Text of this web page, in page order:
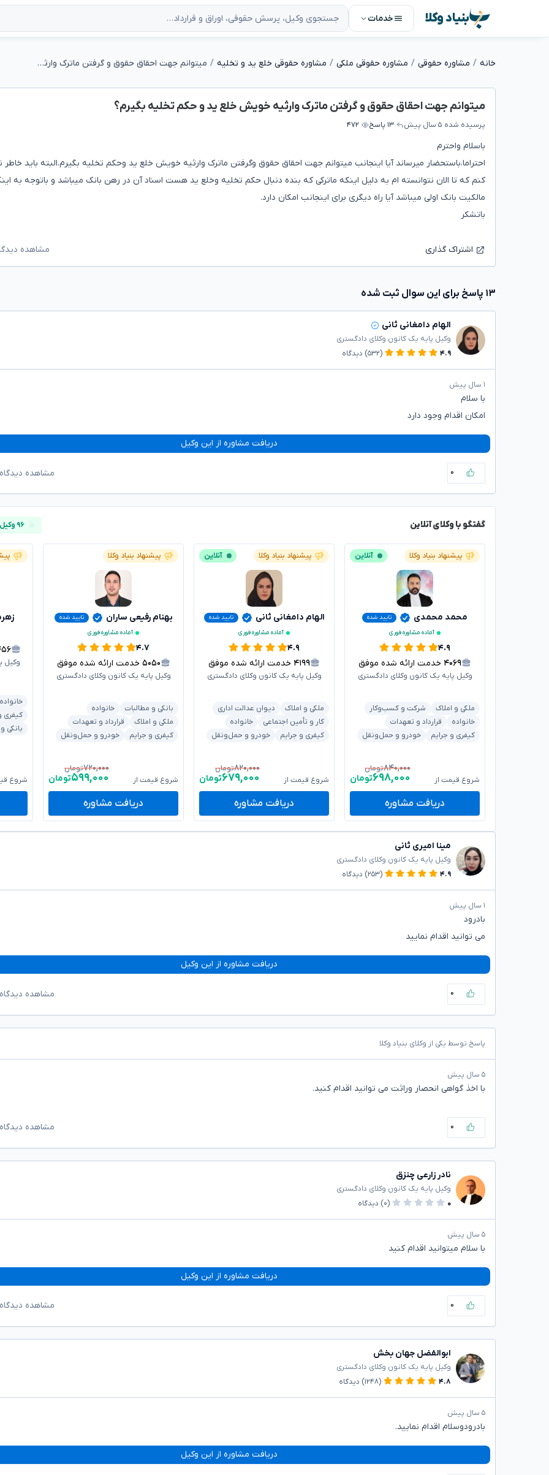
بنیاد وکلا خدمات
خانه مشاوره حقوقی مشاوره حقوقی ملکی مشاوره حقوقی خلع ید و تخلیه میتوانم جهت احقاق حقوق و گرفتن ماترک وارثیه خویش خلع ید و حکم تخلیه بگیرم؟
میتوانم جهت احقاق حقوق و گرفتن ماترک وارثیه خویش خلع ید و حکم تخلیه بگیرم؟
پرسیده شده ۵ سال پیش ۱۳ پاسخ ۴۷۲
باسلام واحترم
احتراما،باستحضار میرساند آیا اینجانب میتوانم جهت احقاق حقوق وگرفتن ماترک وارثیه خویش خلع ید وحکم تخلیه بگیرم.البته باید خاطر
کنم که تا الان نتوانسته ام به دلیل اینکه ماترکی که بنده دنبال حکم تخلیه وخلع ید هست اسناد آن در رهن بانک میباشد و باتوجه به
مالکیت بانک اولی میباشد آیا راه دیگری برای اینجانب امکان دارد.
باتشکر
اشتراک گذاری مشاهده
۱۳ پاسخ برای این سوال ثبت شده
الهام دامغانی ثانی
وکیل پایه یک کانون وکلای دادگستری
۴.۹
(۵۳۲) دیدگاه
۱ سال پیش
با سلام
امکان اقدام وجود دارد
دریافت مشاوره از این وکیل
۰ مشاهده
گفتگو با وکلای آنلاین ۹۶ وکیل آنلاین
پیشنهاد بنیاد وکلا آنلاین
محمد محمدی
تایید شده
آماده مشاوره فوری
۴.۹
۴۰۶۹ خدمت ارائه شده موفق
وکیل پایه یک کانون وکلای دادگستری
ملکی و املاک
شرکت و کسب‌وکار
خانواده
قرارداد و تعهدات
کیفری و جرایم
خودرو و حمل‌ونقل
شروع قیمت از
۸۴۰,۰۰۰تومان
۶۹۸,۰۰۰تومان
دریافت مشاوره
پیشنهاد بنیاد وکلا آنلاین
الهام دامغانی ثانی
تایید شده
آماده مشاوره فوری
۴.۹
۴۱۹۹ خدمت ارائه شده موفق
وکیل پایه یک کانون وکلای دادگستری
ملکی و املاک
دیوان عدالت اداری
کار و تأمین اجتماعی
خانواده
کیفری و جرایم
خودرو و حمل‌ونقل
شروع قیمت از
۸۲۰,۰۰۰تومان
۶۷۹,۰۰۰تومان
دریافت مشاوره
پیشنهاد بنیاد وکلا
بهنام رفیعی ساران
تایید شده
آماده مشاوره فوری
۴.۷
۵۰۵۰ خدمت ارائه شده موفق
وکیل پایه یک کانون وکلای دادگستری
بانکی و مطالبات
خانواده
ملکی و املاک
قرارداد و تعهدات
کیفری و جرایم
خودرو و حمل‌ونقل
شروع قیمت از
۷۲۰,۰۰۰تومان
۵۹۹,۰۰۰تومان
دریافت مشاوره
وکیل
خانواده
کیفری
بانکی
شروع
مینا امیری ثانی
وکیل پایه یک کانون وکلای دادگستری
۴.۹
(۲۵۳) دیدگاه
۱ سال پیش
بادرود
می توانید اقدام نمایید
دریافت مشاوره از این وکیل
۰ مشاهده
پاسخ توسط یکی از وکلای بنیاد وکلا
۵ سال پیش
با اخذ گواهی انحصار وراثت می توانید اقدام کنید.
۰ مشاهده
نادر زارعی چنزق
وکیل پایه یک کانون وکلای دادگستری
۰
(۰) دیدگاه
۵ سال پیش
با سلام میتوانید اقدام کنید
دریافت مشاوره از این وکیل
۰ مشاهده
ابوالفضل جهان بخش
وکیل پایه یک کانون وکلای دادگستری
۴.۸
(۱۲۴۸) دیدگاه
۵ سال پیش
بادرودوسلام اقدام نمایید.
دریافت مشاوره از این وکیل